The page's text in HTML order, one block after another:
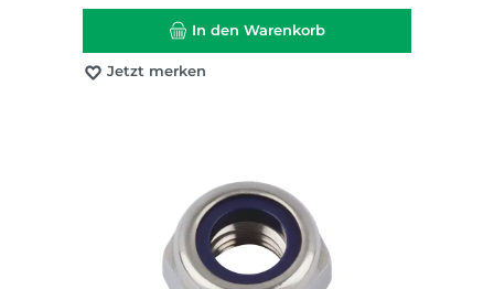
In den Warenkorb
Jetzt merken